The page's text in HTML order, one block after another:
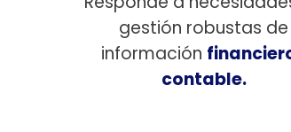
gestión robustas de
información
contable.